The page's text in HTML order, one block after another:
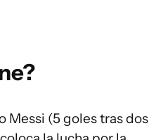
Messi (5 goles tras dos